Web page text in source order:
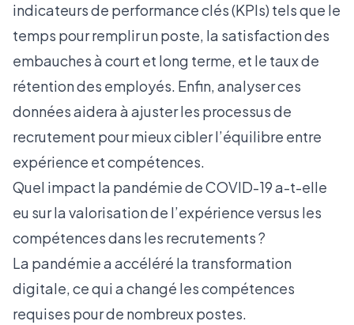
indicateurs de performance clés (KPIs) tels que le
temps pour remplir un poste, la satisfaction des
embauches à court et long terme, et le taux de
rétention des employés. Enfin, analyser ces
données aidera à ajuster les processus de
recrutement pour mieux cibler l’équilibre entre
expérience et compétences.
Quel impact la pandémie de COVID-19 a-t-elle
eu sur la valorisation de l’expérience versus les
compétences dans les recrutements ?
La pandémie a accéléré la transformation
digitale, ce qui a changé les compétences
requises pour de nombreux postes.